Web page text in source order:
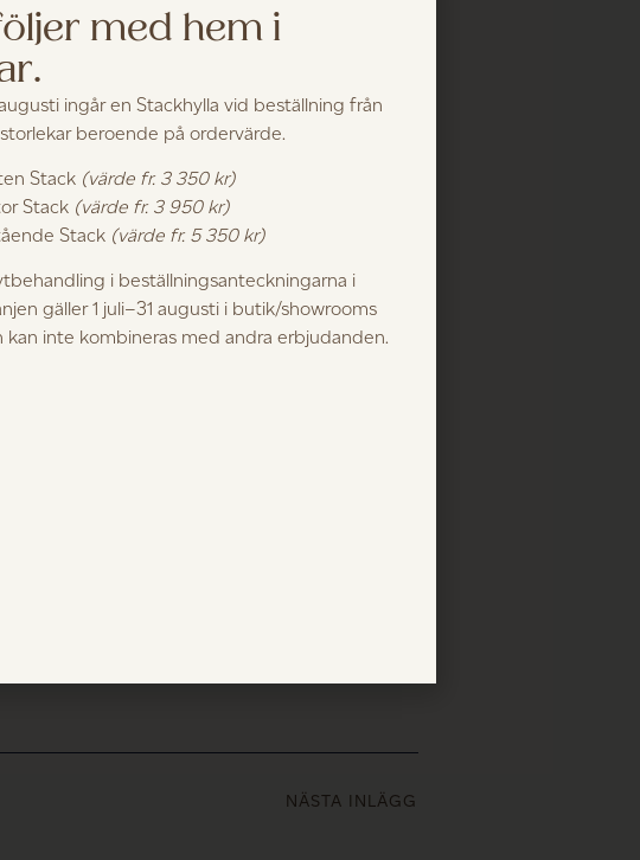
NÄSTA INLÄGG
med hem i
ingår en Stackhylla vid beställning från
beroende på ordervärde.
Stack (värde fr. 3 350 kr)
Stack (värde fr. 3 950 kr)
Stack (värde fr. 5 350 kr)
i beställningsanteckningarna i
gäller 1 juli–31 augusti i butik/showrooms
kan inte kombineras med andra erbjudanden.